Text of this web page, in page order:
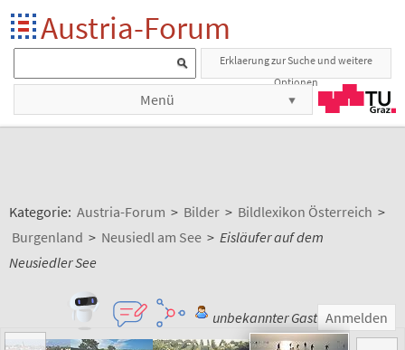
Austria-Forum
Erklaerung zur Suche und weitere
Optionen
Menü
Kategorie: Austria-Forum > Bilder > Bildlexikon Österreich >
Burgenland > Neusiedl am See > Eisläufer auf dem
Neusiedler See
unbekannter Gast Anmelden